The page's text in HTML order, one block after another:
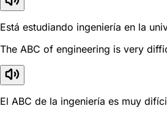
Está estudiando ingeniería en la
The ABC of engineering is very
El ABC de la ingeniería es muy